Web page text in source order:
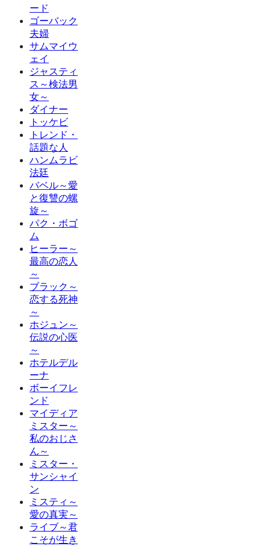
ード
ゴーバック
夫婦
サムマイウ
ェイ
ジャスティ
ス～検法男
女～
ダイナー
トッケビ
トレンド・
話題な人
ハンムラビ
法廷
バベル～愛
と復讐の螺
旋～
パク・ボゴ
ム
ヒーラー～
最高の恋人
～
ブラック～
恋する死神
～
ホジュン～
伝説の心医
～
ホテルデル
ーナ
ボーイフレ
ンド
マイディア
ミスター～
私のおじさ
ん～
ミスター・
サンシャイ
ン
ミスティ～
愛の真実～
ライブ～君
こそが生き